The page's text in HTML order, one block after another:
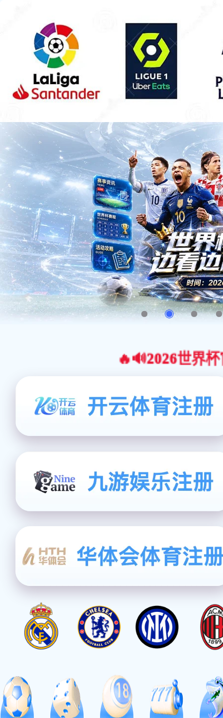
🔥🔊2026世界杯官